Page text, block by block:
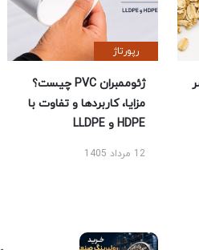
رپورتاژ
ژئوممبران PVC چیست؟
مزایا، کاربردها و تفاوت با
HDPE و LLDPE
12 مرداد 1405